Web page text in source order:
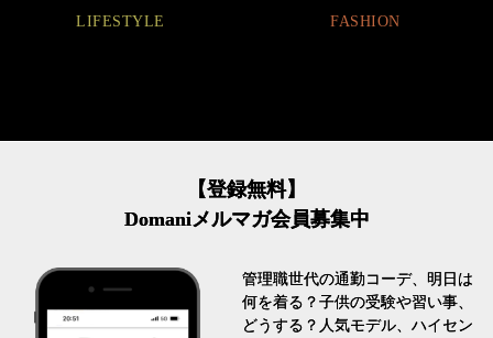
FASHION
【登録無料】
Domaniメルマガ会員募集中
管理職世代の通勤コーデ、明日は
何を着る？子供の受験や習い事、
どうする？人気モデル、ハイセン